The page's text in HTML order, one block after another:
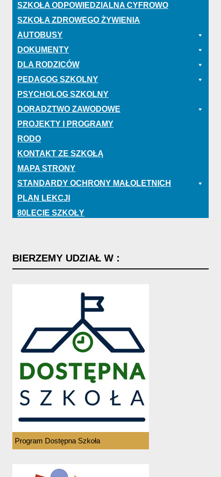
SZKOŁA ODPOWIEDZIALNA CYFROWO
SZKOŁA ZDROWEGO ŻYWIENIA
AUTOBUSY
DOKUMENTY
DLA RODZICÓW
PEDAGOG SZKOLNY
PSYCHOLOG SZKOLNY
DORADZTWO ZAWODOWE
PROJEKTY I PROGRAMY
RODO
KONTAKT ZE SZKOŁĄ
MAPA STRONY
STANDARDY OCHRONY MAŁOLETNICH
PLAN LEKCJI
80LECIE SZKOŁY
BIERZEMY UDZIAŁ W :
Program Dostępna Szkoła